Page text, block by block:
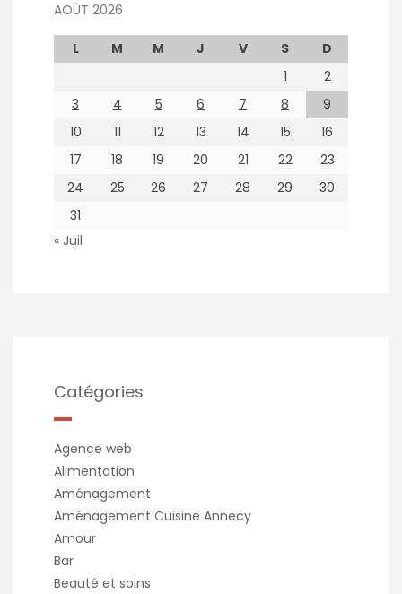
AOÛT 2026
L M M J V S
D
1
2
3
4 5 6 7 8
9
10
11 12 13 14 15
16
17
18 19 20 21 22
23
24
25 26 27 28 29
30
31
« Juil
Catégories
Agence web
Alimentation
Aménagement
Aménagement Cuisine Annecy
Amour
Bar
Beauté et soins